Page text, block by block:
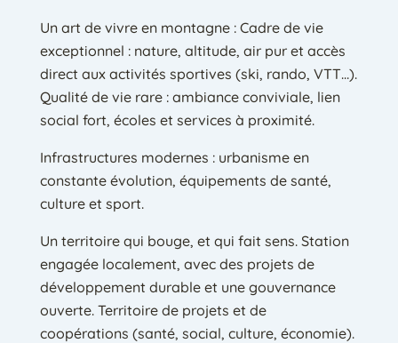
Un art de vivre en montagne : Cadre de vie
exceptionnel : nature, altitude, air pur et accès
direct aux activités sportives (ski, rando, VTT…).
Qualité de vie rare : ambiance conviviale, lien
social fort, écoles et services à proximité.
Infrastructures modernes : urbanisme en
constante évolution, équipements de santé,
culture et sport.
Un territoire qui bouge, et qui fait sens. Station
engagée localement, avec des projets de
développement durable et une gouvernance
ouverte. Territoire de projets et de
coopérations (santé, social, culture, économie).